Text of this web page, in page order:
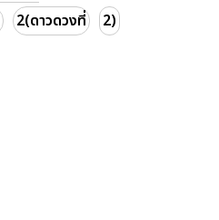
2(ดาวดวงที่ 2)